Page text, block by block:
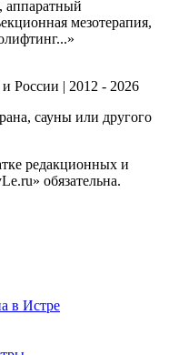
аппаратный
мезотерапия,
России | 2012 - 2026
сауны или другого
редакционных и
обязательна.
в Истре